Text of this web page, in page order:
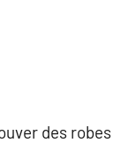
des robes